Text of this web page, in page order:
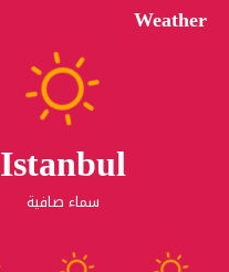
Weather
Istanbul
سماء صافية